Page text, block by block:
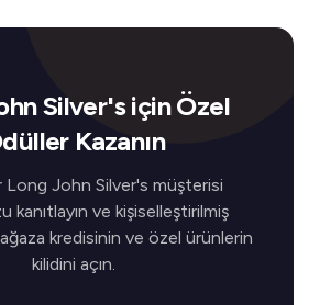
Silver's için Özel
Kazanın
Long John Silver's müşterisi
kanıtlayın ve kişiselleştirilmiş
kredisinin ve özel ürünlerin
kilidini açın.